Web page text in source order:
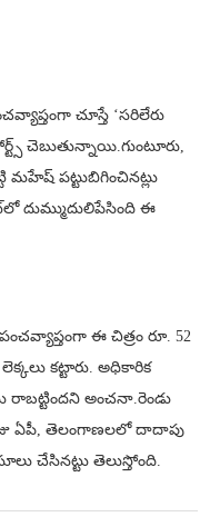
చూస్తే ‘సరిలేరు
చెబుతున్నాయి.గుంటూరు,
మహేష్ పట్టుబిగించినట్లు
దుమ్ముదులిపేసింది ఈ
ఈ చిత్రం రూ. 52
కట్టారు. అధికారిక
రాబట్టిందని అంచనా.రెండు
ఏపీ, తెలంగాణలలో దాదాపు
చేసినట్టు తెలుస్తోంది.